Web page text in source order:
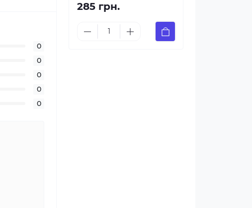
0
0
0
0
0
285 грн.